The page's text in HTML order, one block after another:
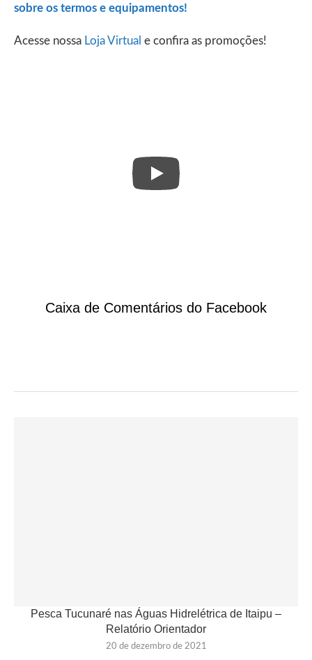
sobre os termos e equipamentos!
Acesse nossa Loja Virtual e confira as promoções!
Caixa de Comentários do Facebook
Pesca Tucunaré nas Águas Hidrelétrica de Itaipu –
Relatório Orientador
20 de dezembro de 2021